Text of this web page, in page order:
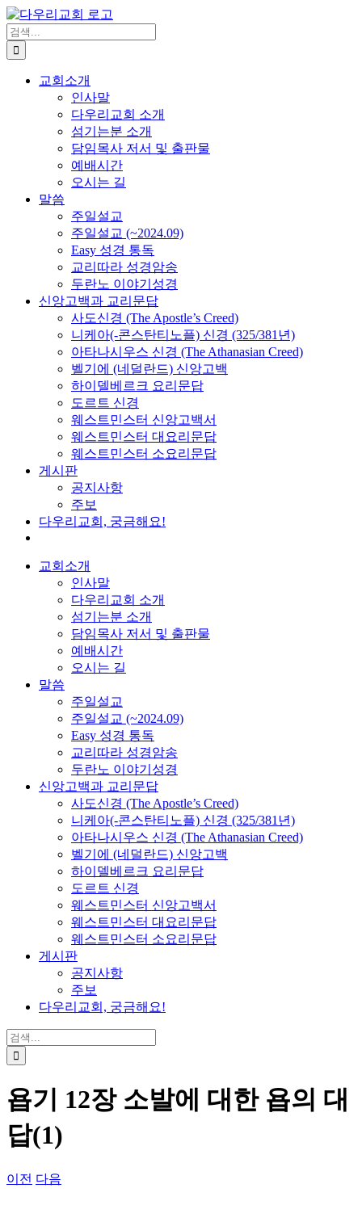
Skip
to
content
검
색
...
교회소개
인사말
다우리교회 소개
섬기는분 소개
담임목사 저서 및 출판물
예배시간
오시는 길
말씀
주일설교
주일설교 (~2024.09)
Easy 성경 통독
교리따라 성경암송
두란노 이야기성경
신앙고백과 교리문답
사도신경 (The Apostle’s Creed)
니케아(-콘스탄티노플) 신경 (325/381년)
아타나시우스 신경 (The Athanasian Creed)
벨기에 (네덜란드) 신앙고백
하이델베르크 요리문답
도르트 신경
웨스트민스터 신앙고백서
웨스트민스터 대요리문답
웨스트민스터 소요리문답
게시판
공지사항
주보
다우리교회, 궁금해요!
교회소개
인사말
다우리교회 소개
섬기는분 소개
담임목사 저서 및 출판물
예배시간
오시는 길
말씀
주일설교
주일설교 (~2024.09)
Easy 성경 통독
교리따라 성경암송
두란노 이야기성경
신앙고백과 교리문답
사도신경 (The Apostle’s Creed)
니케아(-콘스탄티노플) 신경 (325/381년)
아타나시우스 신경 (The Athanasian Creed)
벨기에 (네덜란드) 신앙고백
하이델베르크 요리문답
도르트 신경
웨스트민스터 신앙고백서
웨스트민스터 대요리문답
웨스트민스터 소요리문답
게시판
공지사항
주보
다우리교회, 궁금해요!
검
색
...
욥기 12장 소발에 대한 욥의 대
답(1)
이전 다음